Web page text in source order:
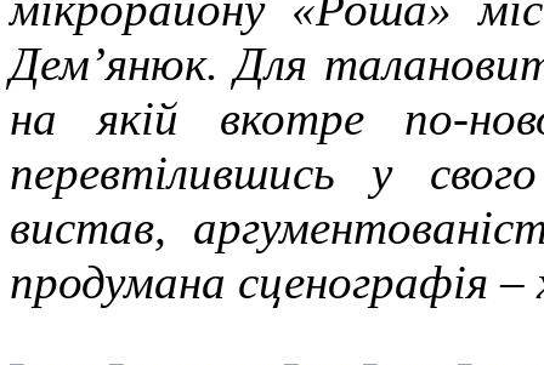
Дем’янюк. Для
на якій вкотре по-
перевтілившись у
вистав,
продумана сценографія